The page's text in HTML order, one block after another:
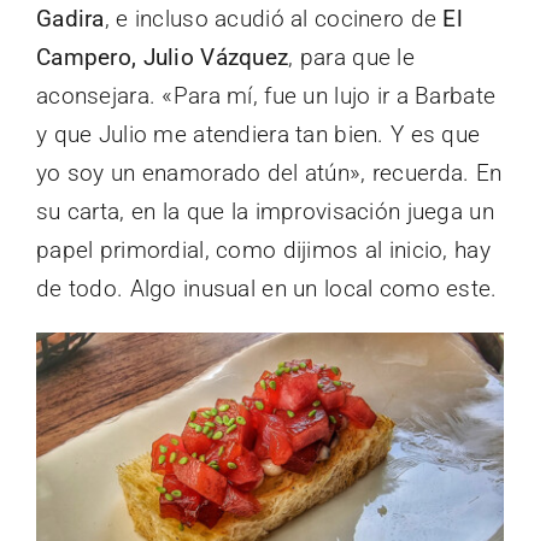
Gadira, e incluso acudió al cocinero de El
Campero, Julio Vázquez, para que le
aconsejara. «Para mí, fue un lujo ir a Barbate
y que Julio me atendiera tan bien. Y es que
yo soy un enamorado del atún», recuerda. En
su carta, en la que la improvisación juega un
papel primordial, como dijimos al inicio, hay
de todo. Algo inusual en un local como este.